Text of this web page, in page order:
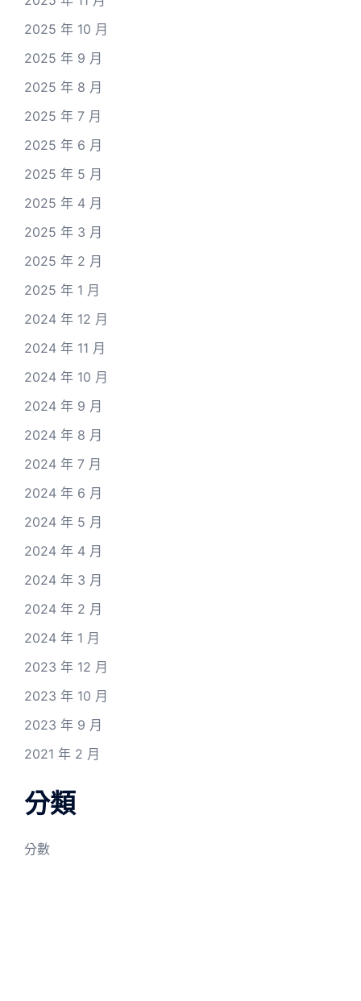
2025 年 10 月
2025 年 9 月
2025 年 8 月
2025 年 7 月
2025 年 6 月
2025 年 5 月
2025 年 4 月
2025 年 3 月
2025 年 2 月
2025 年 1 月
2024 年 12 月
2024 年 11 月
2024 年 10 月
2024 年 9 月
2024 年 8 月
2024 年 7 月
2024 年 6 月
2024 年 5 月
2024 年 4 月
2024 年 3 月
2024 年 2 月
2024 年 1 月
2023 年 12 月
2023 年 10 月
2023 年 9 月
2021 年 2 月
分類
分數